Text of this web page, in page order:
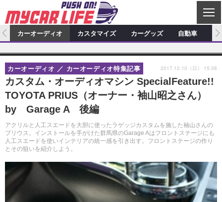
C
L
S
E
カーオーディオ
特集記事 新製品情報
プロショップ検索 ショップ訪問記
カーオーディオニュース デモカー製作記
その他
カスタマイズ
カスタマイズ特集記事 カスタマイズ新製品情報
カスタマイズニュース
カーグッズ
カーグッズ特集記事 カーグッズ新製品情報
カーグッズニュース
自動車
スクープ
カーオーディオ カスタマイズ カーグッズ 自動車
カスタム・オーディオマシン SpecialFeature!!
TOYOTA PRIUS（オーナー・袖山昭之さん）
by Garage A 後編
アクリルと人工スエードを大胆に使ったラゲッジカスタムを施した袖山さんの
プリウス。インストールを手がけた群馬県のGarage Aはフロントステージにも
人工スエードを使いインテリアの統一感を引き出す。フロントステージの作り
とその狙いを紹介しよう。
カーオーディオ カーオーディオ特集記事 2017.12.10（日） 15:38